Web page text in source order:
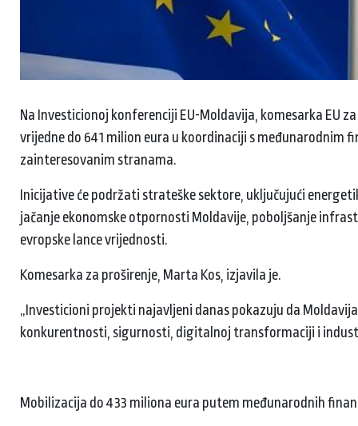
Na Investicionoj konferenciji EU-Moldavija, komesarka EU
vrijedne do 641 milion eura u koordinaciji s
zainteresovanim stranama.
Inicijative će podržati strateške sektore, uključujući
jačanje ekonomske otpornosti Moldavije, poboljšanje
evropske lance vrijednosti.
Komesarka za proširenje, Marta Kos, izjavila je.
„Investicioni projekti najavljeni danas pokazuju da
konkurentnosti, sigurnosti, digitalnoj transformaciji i
Mobilizacija do 433 miliona eura putem međunarodnih